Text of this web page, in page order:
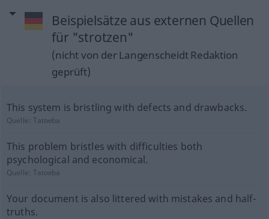
Beispielsätze aus externen Quellen
für "strotzen"
(nicht von der Langenscheidt Redaktion
geprüft)
This system is bristling with defects and drawbacks.
Quelle:Tatoeba
This problem bristles with difficulties both
psychological and economical.
Quelle:Tatoeba
Your document is also littered with mistakes and half-
truths.